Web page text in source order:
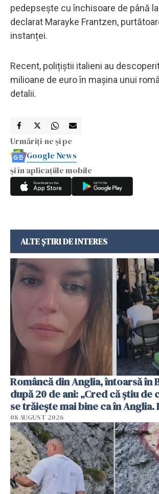
pedepsește cu închisoare de până la
declarat Marayke Frantzen,
instanței.
Recent, polițiștii italieni au
milioane de euro în mașina unui
detalii.
Urmăriți-ne și pe
Google News
și în aplicațiile mobile
ALTE ȘTIRI DE INTERES
Româncă din Anglia, întoarsă în
după 20 de ani: „Cred că știu de
se trăiește mai bine ca în Anglia.
08 AUGUST 2026